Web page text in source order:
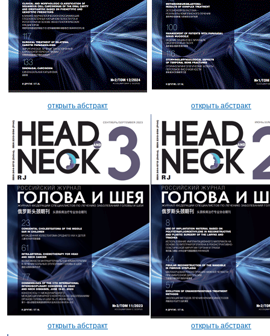
открыть абстракт открыть абстракт
открыть абстракт открыть абстракт